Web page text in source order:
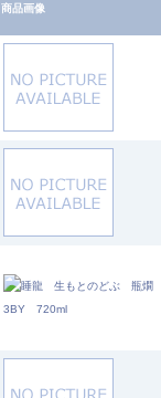
商品画像